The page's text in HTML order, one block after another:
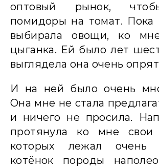
оптовый рынок,
помидоры на томат. Пока
выбирала овощи, ко
цыганка. Ей было лет
выглядела она очень
И на ней было очень
Она мне не стала
и ничего не просила.
протянула ко мне свои
которых лежал очень
котёнок породы